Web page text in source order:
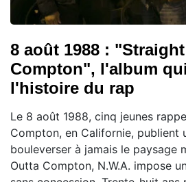
8 août 1988 :
Compton", l'album
l'histoire du rap
Le 8 août 1988, cinq jeunes
Compton, en Californie, publient
bouleverser à jamais le paysage
Outta Compton, N.W.A. impose